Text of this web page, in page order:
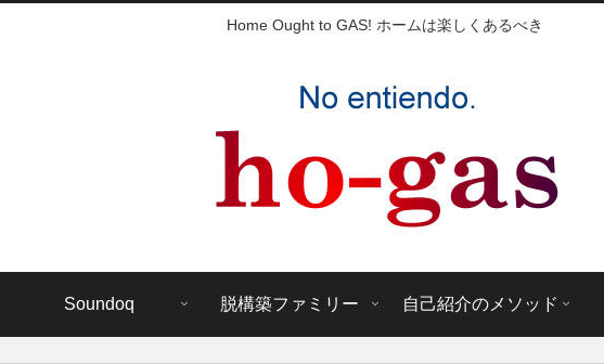
Home Ought to GAS! ホームは楽しくあるべき
Soundoq 脱構築ファミリー 自己紹介のメソッド